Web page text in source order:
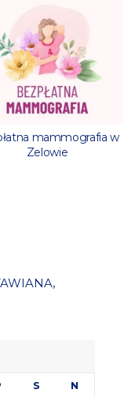
mammografia w
Zelowie
,
S
N